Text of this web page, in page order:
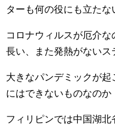
ターも何の役にも立たな
コロナウィルスが厄介
長い、また発熱がないス
大きなパンデミックが
にはできないものなのか
フィリピンでは中国湖